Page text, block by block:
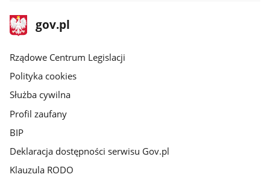
stopka
gov.plStrona
gov.pl
Rządowe Centrum Legislacji
Polityka cookies
Służba cywilna
Profil zaufany
BIP
Deklaracja dostępności serwisu Gov.pl
Klauzula RODO